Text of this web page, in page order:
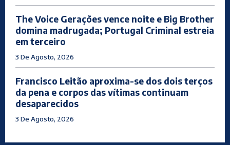
The Voice Gerações vence noite e Big Brother
domina madrugada; Portugal Criminal estreia
em terceiro
3 De Agosto, 2026
Francisco Leitão aproxima-se dos dois terços
da pena e corpos das vítimas continuam
desaparecidos
3 De Agosto, 2026